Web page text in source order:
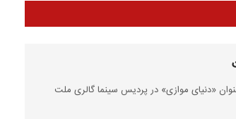
«دنیای موازی» در پردیس سینما گالری ملت